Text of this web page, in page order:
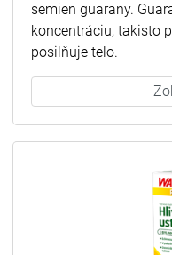
semien guarany.
koncentráciu, takisto
posilňuje telo.